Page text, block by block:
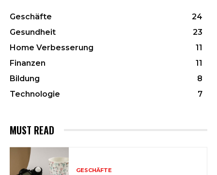
Geschäfte
24
Gesundheit
23
Home Verbesserung
11
Finanzen
11
Bildung
8
Technologie
7
MUST READ
GESCHÄFTE